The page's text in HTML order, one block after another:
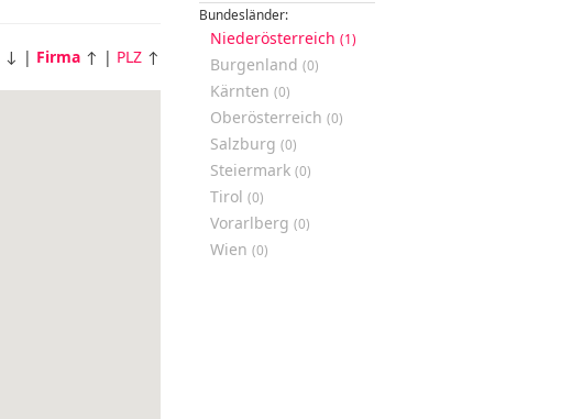
↓ | Firma ↑ | PLZ ↑
Bundesländer:
Niederösterreich (1)
Burgenland (0)
Kärnten (0)
Oberösterreich (0)
Salzburg (0)
Steiermark (0)
Tirol (0)
Vorarlberg (0)
Wien (0)